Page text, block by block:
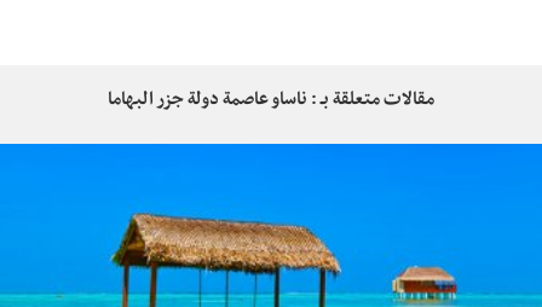
مقالات متعلقة بـ : ناساو عاصمة دولة جزر البهاما